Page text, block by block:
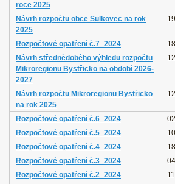
roce 2025
Návrh rozpočtu obce Sulkovec na rok
2025
Rozpočtové opatření č.7_2024
Návrh střednědobého výhledu rozpočtu
Mikroregionu Bystřicko na období 2026-
2027
Návrh rozpočtu Mikroregionu Bystřicko
na rok 2025
Rozpočtové opatření č.6_2024
Rozpočtové opatření č.5_2024
Rozpočtové opatření č.4_2024
Rozpočtové opatření č.3_2024
Rozpočtové opatření č.2_2024